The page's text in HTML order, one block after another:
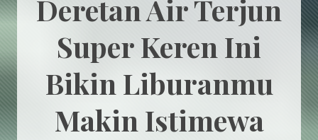
Deretan Air Terjun
Super Keren Ini
Bikin Liburanmu
Makin Istimewa